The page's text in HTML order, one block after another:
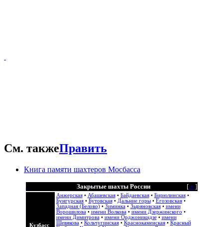
См. такжеПравить
Книга памяти шахтеров Мосбасса
[+ ]
Закрытые шахты России
Кузбасс
Анжерская• Абашевская• Байдаевская• Бирюлинская•
Бунгурская• Бутовская• Дальние горы• Егозовская•
Западная (Белово)• Зиминка• Зыряновская• имени
Ворошилова• имени Волкова• имени Дзержинского •
имени Димитрова• имени Орджоникидзе• имени
Шевякова• Кольчугинская• Краснокаменская• Красный